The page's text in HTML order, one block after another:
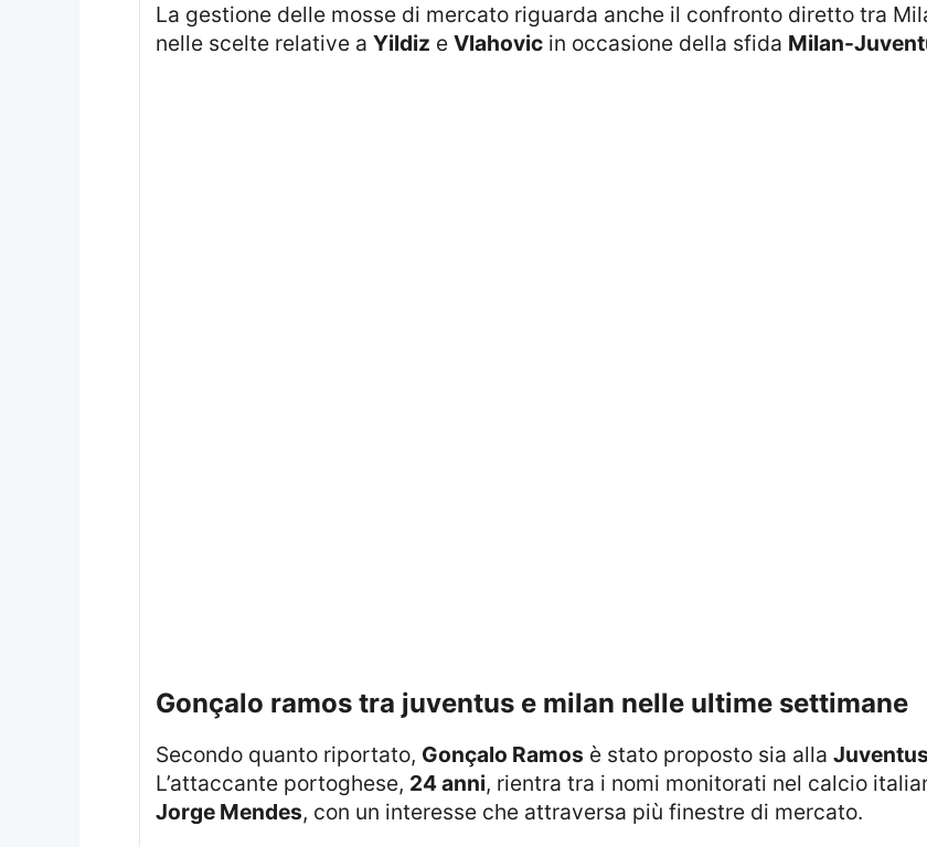
La gestione delle mosse di mercato riguarda anche il confronto diretto tra
nelle scelte relative a Yildiz e Vlahovicin occasione della sfida Milan-
gonçalo ramos tra juventus e milan nelle ultime settimane
Secondo quanto riportato, Gonçalo Ramos è stato proposto sia alla Juventus
L’attaccante portoghese, 24 anni, rientra tra i nomi monitorati nel calcio
Jorge Mendes, con un interesse che attraversa più finestre di mercato.